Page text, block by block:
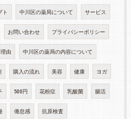
ト 中川区の薬局について サービス
お問い合わせ プライバシーポリシー
由 中川区の薬局の内容について
購入の流れ 美容 健康 ヨガ
500円 花粉症 乳酸菌 腸活
倦怠感 抗原検査